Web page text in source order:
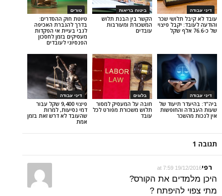
טורים
טיוטת חוק ההסדרים:
בדרך להגברת האכיפה
לגבי בעיית אי הפקדות
מעסיקים בזמן לחסכון
הפנסיוני לעובדים
ביטוח בריאות
הקשר בין הבנת תלוש
המשכורת ומעורבות
עובדים
שכר
פיצוי
דיני עבודה
פיצוי 9,400 שקל עבור
דמי נסיעות, למרות
שהעובד לא דרש זאת בזמן
בלוגים
חובה על המעסיק למסור
תלוש משכורת מפורט לכל
עובד
של
את הקורס?
?